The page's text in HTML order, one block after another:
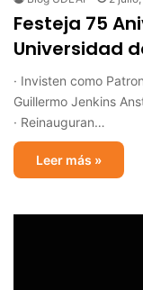
Festeja 75
Universidad
· Invisten como
Guillermo Jenkins
· Reinauguran…
Leer más »